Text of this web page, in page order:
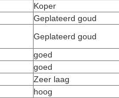
Koper
Geplateerd goud
Geplateerd goud
goed
goed
Zeer laag
hoog